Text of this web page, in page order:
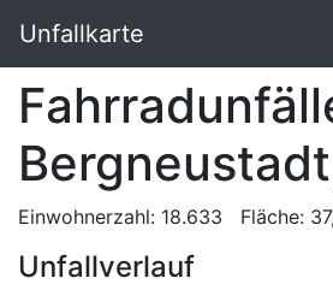
Unfallkarte
Einwohnerzahl: 18.633 Fläche:
Unfallverlauf